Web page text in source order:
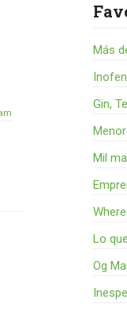
Más
Gin,
Mil
Lo
Og